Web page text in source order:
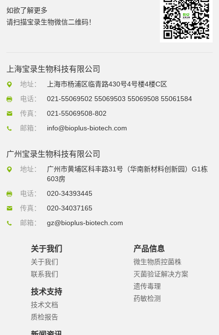
如欲了解更多
请扫描宝录生物微信二维码！
上海宝录生物科技有限公司
地址：
上海市杨浦区临青路430号4号楼4楼C区
电话：
021-55069502 55069503 55069508 55061584
传真：
021-55069508-802
邮箱：
info@bioplus-biotech.com
广州宝录生物科技有限公司
地址：
广州市黄埔区科丰路31号（华南新材料创新园）G1栋
603房
电话：
020-34393445
传真：
020-34037165
邮箱：
gz@bioplus-biotech.com
关于我们
关于我们
联系我们
技术支持
技术文档
质检报告
产品信息
微生物质控菌株
灭菌验证解决方案
遗传毒理
药敏检测